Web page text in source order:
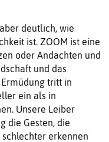
deutlich, wie
ist. ZOOM ist eine
oder Andachten und
und das
tritt in
ein als in
Unsere Leiber
die Gesten, die
erkennen